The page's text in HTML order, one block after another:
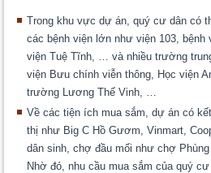
Trong khu vực dự án, quý cư dân có
các bệnh viện lớn như viện 103, bệnh
viện Tuệ Tĩnh, … và nhiều trường
viện Bưu chính viễn thông, Học viện
trường Lương Thế Vinh, …
Về các tiện ích mua sắm, dự án có
thị như Big C Hồ Gươm, Vinmart,
dân sinh, chợ đầu mối như chợ
Nhờ đó, nhu cầu mua sắm của quý